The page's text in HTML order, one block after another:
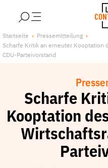
Über uns
Lobby FAQs
Publikationen und Material
Lobbykritische Stadtführungen
Unsere Schwerpunkte
Startseite
Pressemitteilung
Scharfe Kritik an erneuter Kooptation
CDU-Parteivorstand
Scharfe
Kooptation